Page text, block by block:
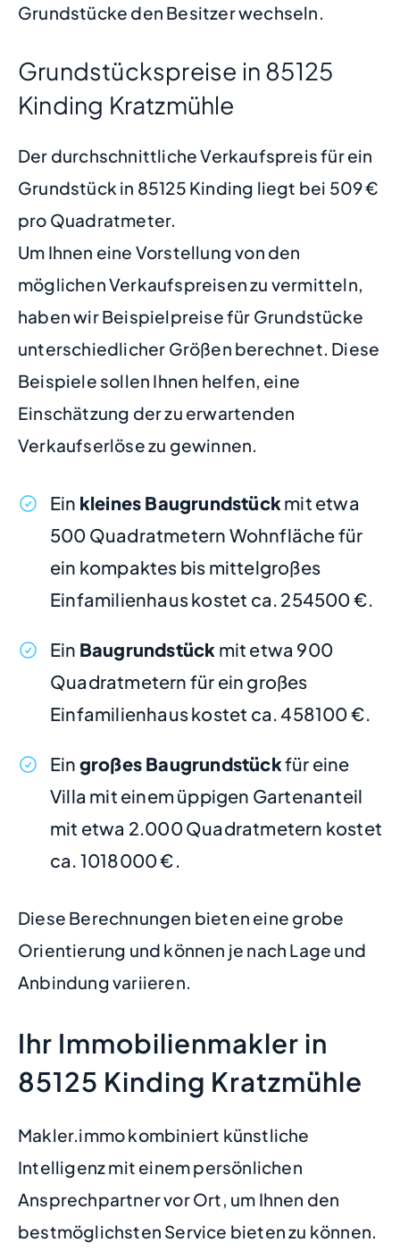
Grundstücke den Besitzer wechseln.
Grundstückspreise in 85125
Kinding Kratzmühle
Der durchschnittliche Verkaufspreis für ein
Grundstück in 85125 Kinding liegt bei 509 €
pro Quadratmeter.
Um Ihnen eine Vorstellung von den
möglichen Verkaufspreisen zu vermitteln,
haben wir Beispielpreise für Grundstücke
unterschiedlicher Größen berechnet. Diese
Beispiele sollen Ihnen helfen, eine
Einschätzung der zu erwartenden
Verkaufserlöse zu gewinnen.
Ein kleines Baugrundstückmit etwa
500 Quadratmetern Wohnfläche für
ein kompaktes bis mittelgroßes
Einfamilienhaus kostet ca. 254500 €.
Ein Baugrundstück mit etwa 900
Quadratmetern für ein großes
Einfamilienhaus kostet ca. 458100 €.
Ein großes Baugrundstückfür eine
Villa mit einem üppigen Gartenanteil
mit etwa 2.000 Quadratmetern kostet
ca. 1018000 €.
Diese Berechnungen bieten eine grobe
Orientierung und können je nach Lage und
Anbindung variieren.
Ihr Immobilienmakler in
85125 Kinding Kratzmühle
Makler.immo kombiniert künstliche
Intelligenz mit einem persönlichen
Ansprechpartner vor Ort, um Ihnen den
bestmöglichsten Service bieten zu können.